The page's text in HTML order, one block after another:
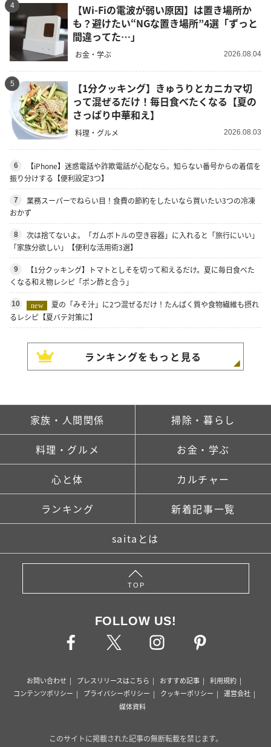
4
【Wi-Fiの電波が弱い原因】は置き場所か
も？避けたい“NGな置き場所”4選「ずっと
間違ってた…」
お金・学ぶ 2026.08.04
5
【1分クッキング】きゅうりとカニカマ切
って混ぜるだけ！毎日食べたくなる【夏の
さっぱり中華和え】
料理・グルメ 2026.08.03
6
【iPhone】迷惑電話や詐欺電話が心配なら。知らない番号からの着信を
振り分けする【便利設定3つ】
7
業務スーパーでねらい目！食費の節約をしたいなら買いたい3つの冷凍
おかず
8
次は捨てないよ。「ガムボトルの空き容器」に入れると「旅行にいい」
「家族分欲しい」【便利な活用術3選】
9
【1分クッキング】トマトとしそを切って和えるだけ。夏に毎日食べた
くなる和え物レシピ「ポン酢と合う」
10 new
夏の「みそ汁」に2つ混ぜるだけ！たんぱく質や食物繊維も摂れ
るレシピ【夏バテ対策に】
ランキングをもっと見る
家族・人間関係 掃除・暮らし
料理・グルメ お金・学ぶ
心と体 カルチャー
ランキング 新着記事一覧
saitaとは
TOP
FOLLOW US!
お問い合わせ プレスリリースはこちら おすすめ記事
利用規約
コンテンツポリシー
プライバシーポリシー クッキーポリシー
運営会社
媒体資料
このサイトに掲載された記事の無断転載を禁じます。